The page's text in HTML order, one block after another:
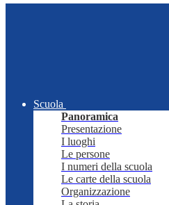
Scuola
Panoramica
Presentazione
I luoghi
Le persone
I numeri della scuola
Le carte della scuola
Organizzazione